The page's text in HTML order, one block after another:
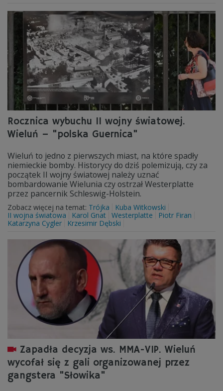
Rocznica wybuchu II wojny światowej.
Wieluń – "polska Guernica"
Wieluń to jedno z pierwszych miast, na które spadły
niemieckie bomby. Historycy do dziś polemizują, czy za
początek II wojny światowej należy uznać
bombardowanie Wielunia czy ostrzał Westerplatte
przez pancernik Schleswig-Holstein.
Zobacz więcej na temat: Trójka
Kuba Witkowski
II wojna światowa
Karol Gnat Westerplatte
Piotr Firan
Katarzyna Cygler
Krzesimir Dębski
Zapadła decyzja ws. MMA-VIP. Wieluń
wycofał się z gali organizowanej przez
gangstera "Słowika"